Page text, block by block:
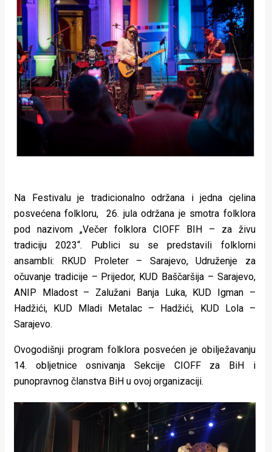
Na Festivalu je tradicionalno održana i jedna cjelina
posvećena folkloru, 26. jula održana je smotra folklora
pod nazivom „Večer folklora CIOFF BIH – za živu
tradiciju 2023“. Publici su se predstavili folklorni
ansambli: RKUD Proleter – Sarajevo, Udruženje za
očuvanje tradicije – Prijedor, KUD Baščaršija – Sarajevo,
ANIP Mladost – Zalužani Banja Luka, KUD Igman –
Hadžići, KUD Mladi Metalac – Hadžići, KUD Lola –
Sarajevo.
Ovogodišnji program folklora posvećen je obilježavanju
14. obljetnice osnivanja Sekcije CIOFF za BiH i
punopravnog članstva BiH u ovoj organizaciji.